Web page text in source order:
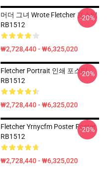
머더 그녀 Wrote Fletcher 포스터
RB1512
₩2,728,440 - ₩6,325,020
-20%
Fletcher Portrait 인쇄 포스터
RB1512
₩2,728,440 - ₩6,325,020
-20%
Fletcher Yrnycfm Poster Poster
RB1512
₩2,728,440 - ₩6,325,020
-20%